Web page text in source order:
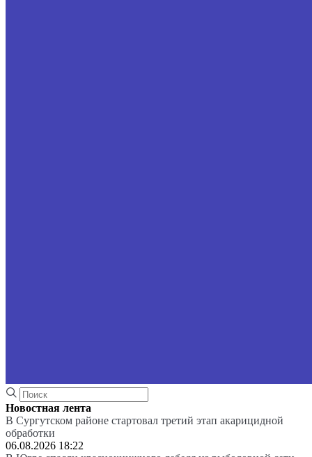
Новостная лента
В Сургутском районе стартовал третий этап акарицидной
обработки
06.08.2026 18:22